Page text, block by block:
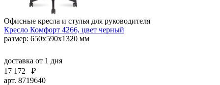
Офисные кресла и стулья для руководителя
Кресло Комфорт 4266, цвет черный
размер: 650х590х1320 мм
доставка от 1 дня
17 172
₽
арт. 8719640